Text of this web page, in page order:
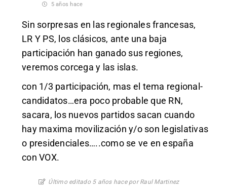
5 años hace
Sin sorpresas en las regionales francesas,
LR Y PS, los clásicos, ante una baja
participación han ganado sus regiones,
veremos corcega y las islas.
con 1/3 participación, mas el tema regional-
candidatos…era poco probable que RN,
sacara, los nuevos partidos sacan cuando
hay maxima movilización y/o son legislativas
o presidenciales…..como se ve en españa
con VOX.
Último editado 5 años hace por Raul Martinez